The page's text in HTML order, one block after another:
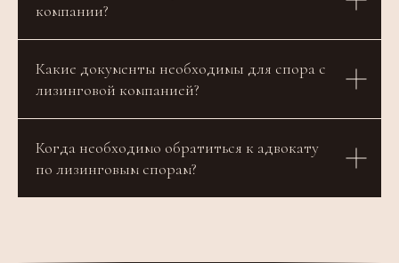
компании?
Какие документы необходимы для спора с
лизинговой компанией?
Когда необходимо обратиться к адвокату
по лизинговым спорам?